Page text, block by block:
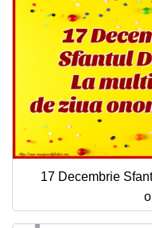
17 Decembrie